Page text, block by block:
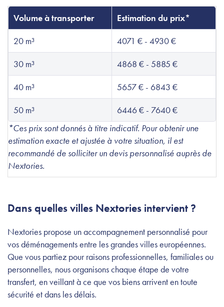
Volume à transporter
Estimation du prix*
20 m³
4071 € - 4930 €
30 m³
4868 € - 5885 €
40 m³
5657 € - 6843 €
50 m³
6446 € - 7640 €
*Ces prix sont donnés à titre indicatif. Pour obtenir une
estimation exacte et ajustée à votre situation, il est
recommandé de solliciter un devis personnalisé auprès de
Nextories.
Dans quelles villes Nextories intervient ?
Nextories propose un accompagnement personnalisé pour
vos déménagements entre les grandes villes européennes.
Que vous partiez pour raisons professionnelles, familiales ou
personnelles, nous organisons chaque étape de votre
transfert, en veillant à ce que vos biens arrivent en toute
sécurité et dans les délais.